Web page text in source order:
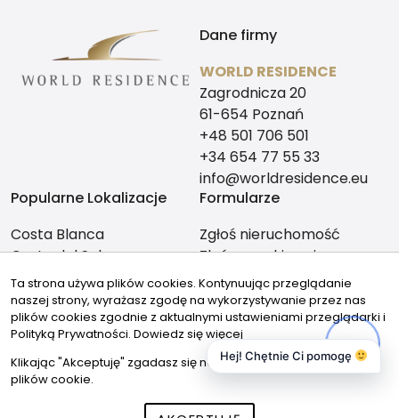
Dane firmy
WORLD RESIDENCE
Zagrodnicza 20
61-654 Poznań
+48 501 706 501
+34 654 77 55 33
info@worldresidence.eu
Popularne Lokalizacje
Costa Blanca
Costa del Sol
Alicante
Malaga
Formularze
Zgłoś nieruchomość
Zleć poszukiwanie
Znajdziesz nas tutaj:
Ta strona używa plików cookies. Kontynuując przeglądanie
naszej strony, wyrażasz zgodę na wykorzystywanie przez nas
plików cookies zgodnie z aktualnymi ustawieniami przeglądarki i
Polityką Prywatności. Dowiedz się więcej
Klikając "Akceptuję" zgadasz się na wykorzystywanie przez nas
plików cookie.
Hej! Chętnie Ci pomogę